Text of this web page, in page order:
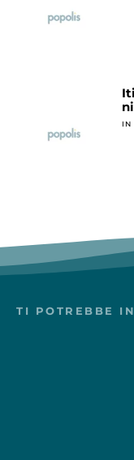
IN
TI POTREBBE